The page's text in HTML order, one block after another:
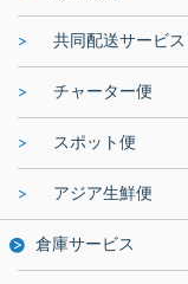
共同配送サービス
チャーター便
スポット便
アジア生鮮便
倉庫サービス